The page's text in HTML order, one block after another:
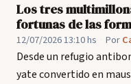
Los tres
fortunas de las
12/07/2026 13:10 hs Por
Desde un refugio
yate convertido en